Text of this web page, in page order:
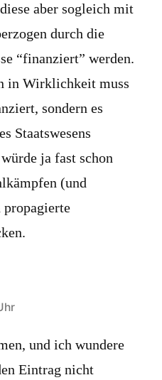
aber sogleich mit
durch die
“finanziert” werden.
in Wirklichkeit muss
sondern es
Staatswesens
ja fast schon
(und
und ich wundere
Eintrag nicht